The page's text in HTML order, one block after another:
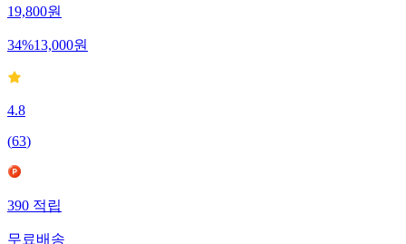
19,800원
34%13,000원
4.8
(63)
390적립